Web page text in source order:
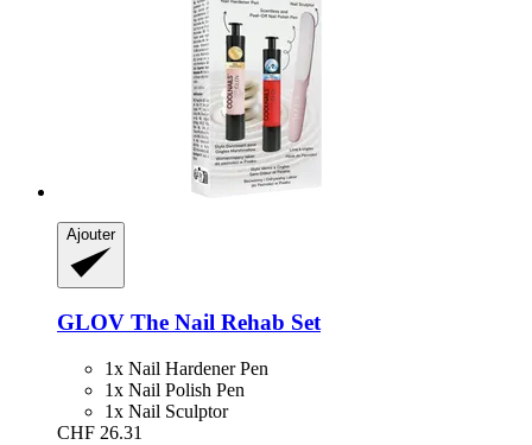
Ajouter
GLOV The Nail Rehab Set
1x Nail Hardener Pen
1x Nail Polish Pen
1x Nail Sculptor
CHF 26.31